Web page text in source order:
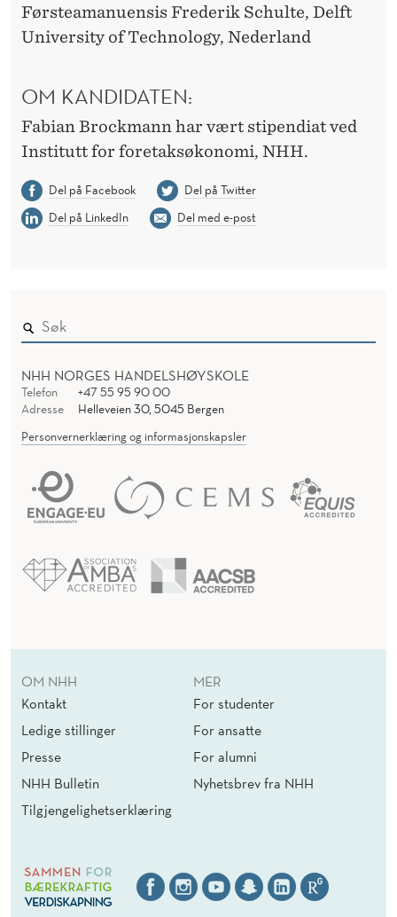
Førsteamanuensis Frederik Schulte, Delft
University of Technology, Nederland
OM KANDIDATEN:
Fabian Brockmann har vært stipendiat ved
Institutt for foretaksøkonomi, NHH.
Del på Facebook
Del på Twitter
Del på LinkedIn
Del med e-post
NHH NORGES HANDELSHØYSKOLE
Telefon
+47 55 95 90 00
Adresse
Helleveien 30, 5045 Bergen
Personvernerklæring og informasjonskapsler
OM NHH
Kontakt
Ledige stillinger
Presse
NHH Bulletin
Tilgjengelighetserklæring
MER
For studenter
For ansatte
For alumni
Nyhetsbrev fra NHH